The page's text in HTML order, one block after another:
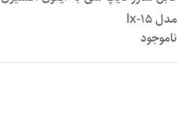
مدل lx-15
ناموجود